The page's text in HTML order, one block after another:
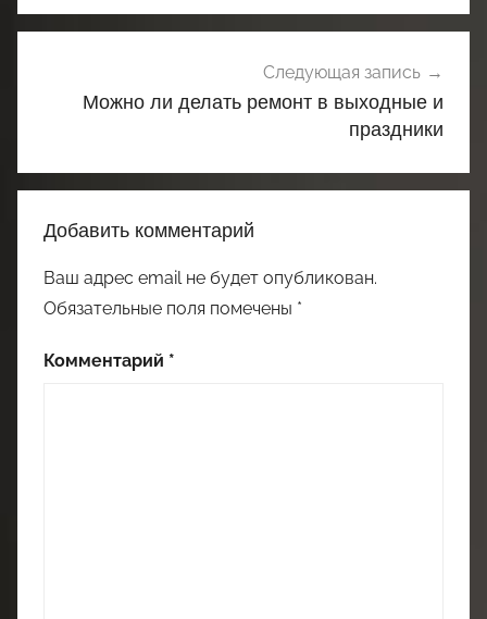
Следующая запись
Можно ли делать ремонт в выходные и
праздники
Добавить комментарий
Ваш адрес email не будет опубликован.
Обязательные поля помечены *
Комментарий *